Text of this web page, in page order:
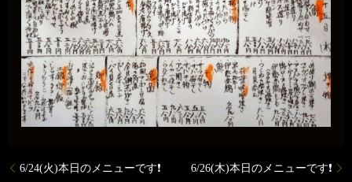
6/24(火)本日のメニューです❗️ 6/26(木)本日のメニューです❗️